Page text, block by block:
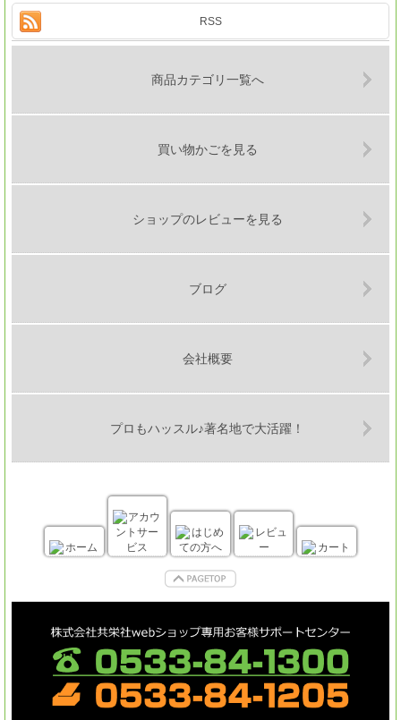
RSS
商品カテゴリ一覧へ
買い物かごを見る
ショップのレビューを見る
ブログ
会社概要
プロもハッスル♪著名地で大活躍！